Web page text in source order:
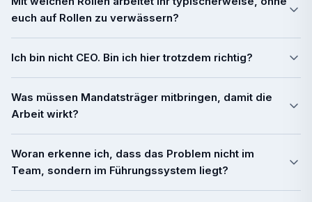
euch auf Rollen zu verwässern?
Ich bin nicht CEO. Bin ich hier trotzdem richtig?
Was müssen Mandatsträger mitbringen, damit die
Arbeit wirkt?
Woran erkenne ich, dass das Problem nicht im
Team, sondern im Führungssystem liegt?